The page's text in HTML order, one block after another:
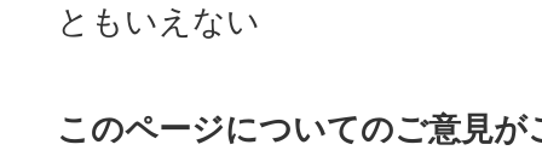
ともいえない
このページについてのご意見